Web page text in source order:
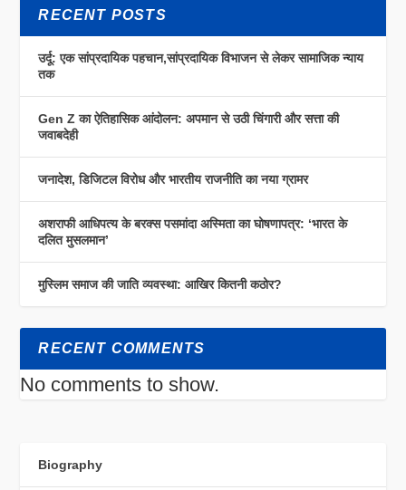
RECENT POSTS
उर्दू: एक सांप्रदायिक पहचान,सांप्रदायिक विभाजन से लेकर सामाजिक न्याय
तक
Gen Z का ऐतिहासिक आंदोलन: अपमान से उठी चिंगारी और सत्ता की
जवाबदेही
जनादेश, डिजिटल विरोध और भारतीय राजनीति का नया ग्रामर
अशराफी आधिपत्य के बरक्स पसमांदा अस्मिता का घोषणापत्र: ‘भारत के
दलित मुसलमान’
मुस्लिम समाज की जाति व्यवस्था: आखिर कितनी कठोर?
RECENT COMMENTS
No comments to show.
Biography